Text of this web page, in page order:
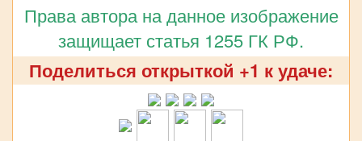
Права автора на данное изображение
защищает статья 1255 ГК РФ.
Поделиться открыткой +1 к удаче: